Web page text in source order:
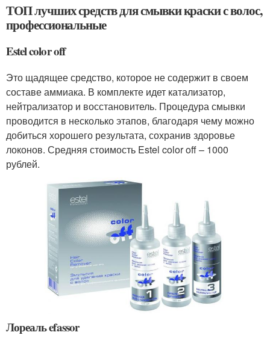
ТОП лучших средств для смывки краски с волос,
профессиональные
Estel color off
Это щадящее средство, которое не содержит в своем
составе аммиака. В комплекте идет катализатор,
нейтрализатор и восстановитель. Процедура смывки
проводится в несколько этапов, благодаря чему можно
добиться хорошего результата, сохранив здоровье
локонов. Средняя стоимость Estel color off – 1000
рублей.
Лореаль efassor